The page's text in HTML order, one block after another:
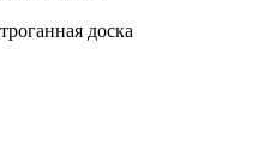
доска